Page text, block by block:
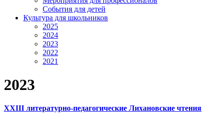
События для детей
Культура для школьников
2025
2024
2023
2022
2021
2023
XXIII литературно-педагогические Лихановские чтения